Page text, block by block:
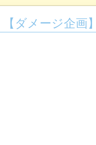
【ダメージ企画